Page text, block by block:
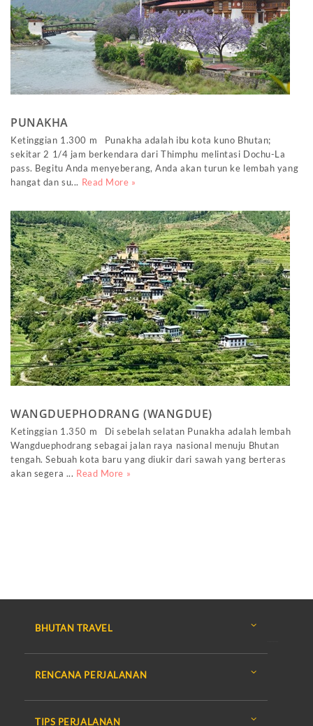
PUNAKHA
Ketinggian 1.300 m Punakha adalah ibu kota kuno Bhutan;
sekitar 2 1/4 jam berkendara dari Thimphu melintasi Dochu-La
pass. Begitu Anda menyeberang, Anda akan turun ke lembah yang
hangat dan su... Read More »
WANGDUEPHODRANG (WANGDUE)
Ketinggian 1.350 m Di sebelah selatan Punakha adalah lembah
Wangduephodrang sebagai jalan raya nasional menuju Bhutan
tengah. Sebuah kota baru yang diukir dari sawah yang berteras
akan segera ... Read More »
BHUTAN TRAVEL
RENCANA PERJALANAN
TIPS PERJALANAN